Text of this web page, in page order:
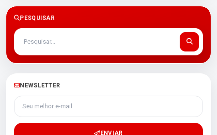
PESQUISAR
NEWSLETTER
Seu melhor e-mail
ENVIAR